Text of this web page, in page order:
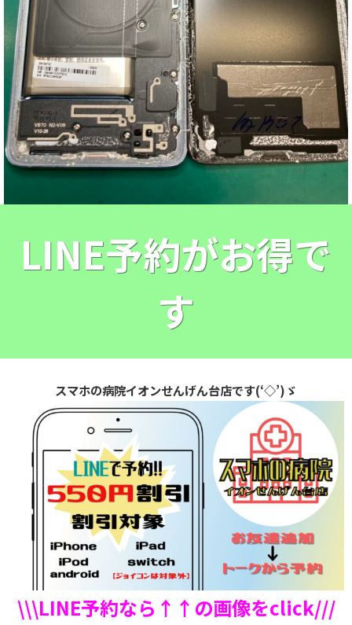
LINE予約がお得で
す
スマホの病院イオンせんげん台店です(‘◇’)ゞ
\\\LINE予約なら↑↑の画像をclick///